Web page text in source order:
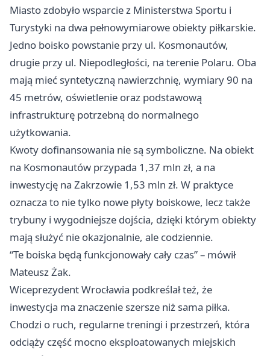
Miasto zdobyło wsparcie z Ministerstwa Sportu i
Turystyki na dwa pełnowymiarowe obiekty piłkarskie.
Jedno boisko powstanie przy ul. Kosmonautów,
drugie przy ul. Niepodległości, na terenie Polaru. Oba
mają mieć syntetyczną nawierzchnię, wymiary 90 na
45 metrów, oświetlenie oraz podstawową
infrastrukturę potrzebną do normalnego
użytkowania.
Kwoty dofinansowania nie są symboliczne. Na obiekt
na Kosmonautów przypada 1,37 mln zł, a na
inwestycję na Zakrzowie 1,53 mln zł. W praktyce
oznacza to nie tylko nowe płyty boiskowe, lecz także
trybuny i wygodniejsze dojścia, dzięki którym obiekty
mają służyć nie okazjonalnie, ale codziennie.
“Te boiska będą funkcjonowały cały czas” – mówił
Mateusz Żak.
Wiceprezydent Wrocławia podkreślał też, że
inwestycja ma znaczenie szersze niż sama piłka.
Chodzi o ruch, regularne treningi i przestrzeń, która
odciąży część mocno eksploatowanych miejskich